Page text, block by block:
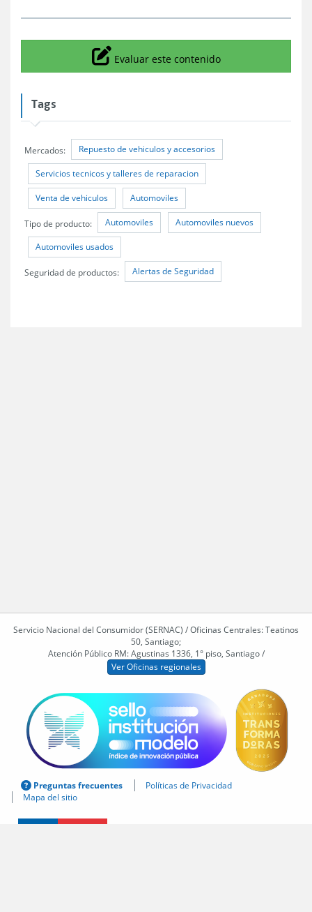
Icono
Evaluar este contenido
Tags
Mercados: Repuesto de vehiculos y accesorios
Servicios tecnicos y talleres de reparacion
Venta de vehiculos Automoviles
Tipo de producto: Automoviles Automoviles nuevos
Automoviles usados
Seguridad de productos: Alertas de Seguridad
Servicio Nacional del Consumidor (SERNAC) / Oficinas Centrales: Teatinos
50, Santiago;
Atención Público RM: Agustinas 1336, 1° piso, Santiago /
Ver Oficinas regionales
Preguntas frecuentes
Políticas de Privacidad
Mapa del sitio